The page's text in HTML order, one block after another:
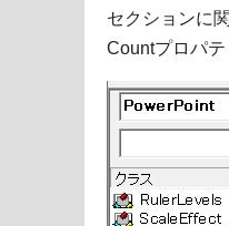
セクションに
Countプロパテ